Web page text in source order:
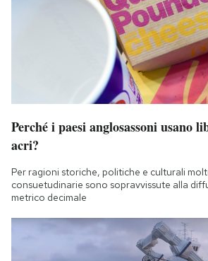
Perché i paesi anglosassoni usano
acri?
Per ragioni storiche, politiche e culturali
consuetudinarie sono sopravvissute alla
metrico decimale